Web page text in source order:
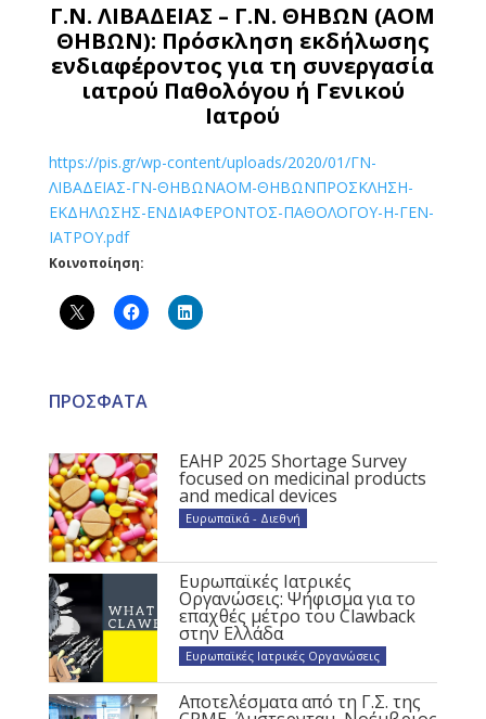
Γ.Ν. ΛΙΒΑΔΕΙΑΣ – Γ.Ν. ΘΗΒΩΝ (ΑΟΜ
ΘΗΒΩΝ): Πρόσκληση εκδήλωσης
ενδιαφέροντος για τη συνεργασία
ιατρού Παθολόγου ή Γενικού
Ιατρού
https://pis.gr/wp-content/uploads/2020/01/ΓΝ-
ΛΙΒΑΔΕΙΑΣ-ΓΝ-ΘΗΒΩΝΑΟΜ-ΘΗΒΩΝΠΡΟΣΚΛΗΣΗ-
ΕΚΔΗΛΩΣΗΣ-ΕΝΔΙΑΦΕΡΟΝΤΟΣ-ΠΑΘΟΛΟΓΟΥ-Η-ΓΕΝ-
ΙΑΤΡΟΥ.pdf
Κοινοποίηση:
ΠΡΟΣΦΑΤΑ
EAHP 2025 Shortage Survey
focused on medicinal products
and medical devices
Ευρωπαϊκά - Διεθνή
Ευρωπαϊκές Ιατρικές
Οργανώσεις: Ψήφισμα για το
επαχθές μέτρο του Clawback
στην Ελλάδα
Ευρωπαϊκές Ιατρικές Οργανώσεις
Αποτελέσματα από τη Γ.Σ. της